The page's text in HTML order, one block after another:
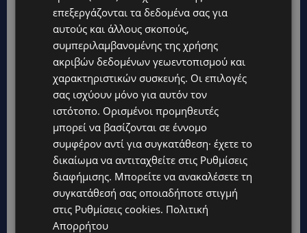
ΚΙΤΡΙΝΗ ΠΡΟΕΙΔΟΠΟΙΗΣΗ: Έτοιμοι για παραλία – Στους 40°C
και σήμερα η Κύπρος-Πότε θα τεθεί σε ισχύ
UPDATES
ΦΕΙΔΙΑΣ ΠΑΝΑΓΙΩΤΟΥ: Η εμφάνισή του στην εκδήλωση για
Ισαάκ και Σολωμού προκάλεσε αντιδράσεις – «Ασέβεια προς
τους νεκρούς»-(Φώτο)
UPDATES
ΔΗΜΟΣ ΛΑΤΣΙΩΝ – ΓΕΡΙΟΥ: Πάνω από 8.000 υπογραφές κατά
των Δομών Ανηλίκων – Ζητούν γραπτή δέσμευση από το
επεξεργάζονται τα δεδομένα σας για
αυτούς και άλλους σκοπούς,
συμπεριλαμβανομένης της χρήσης
ακριβών δεδομένων γεωεντοπισμού και
χαρακτηριστικών συσκευής. Οι επιλογές
σας ισχύουν μόνο για αυτόν τον
ιστότοπο. Ορισμένοι προμηθευτές
μπορεί να βασίζονται σε έννομο
συμφέρον αντί για συγκατάθεση· έχετε το
δικαίωμα να αντιταχθείτε στις Ρυθμίσεις
διαφήμισης. Μπορείτε να ανακαλέσετε τη
συγκατάθεσή σας οποιαδήποτε στιγμή
στις Ρυθμίσεις cookies. Πολιτική
Απορρήτου